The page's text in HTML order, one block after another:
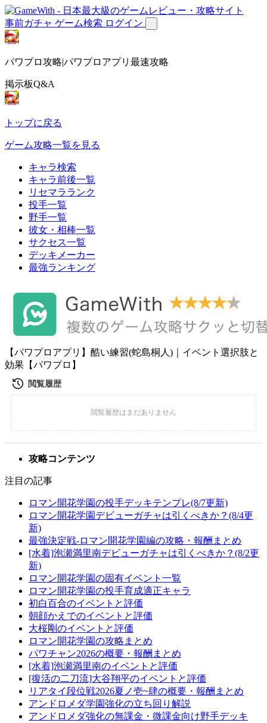
事前ガチャ ゲーム検索 ログイン
パワプロ攻略|パワプロアプリ最速攻略
掲示板Q&A
トップに戻る
ゲーム攻略一覧を見る
キャラ検索
キャラ前後一覧
リセマラランク
投手一覧
野手一覧
彼女・相棒一覧
サクセス一覧
デッキメーカー
最強ランキング
【パワプロアプリ】酷い練習(蛇島桐人)｜イベント選択肢と
効果【パワプロ】
攻略コンテンツ
注目の記事
ロマン開花学園の投手デッキテンプレ(8/7更新)
ロマン開花学園デビューガチャは引くべきか？(8/4更
新)
最強決定戦-ロマン開花学園編の攻略・報酬まとめ
[水着]泡瀬満里南デビューガチャは引くべきか？(8/2更
新)
ロマン開花学園の固有イベント一覧
ロマン開花学園の投手育成適正キャラ
初白百合のイベントと評価
朝顔かえでのイベントと評価
大桜剛のイベントと評価
ロマン開花学園の攻略まとめ
パワチャン2026の概要・報酬まとめ
[水着]泡瀬満里南のイベントと評価
[復活の二刀流]大谷翔平のイベントと評価
リアタイ段位戦2026夏ノ壱~肆の概要・報酬まとめ
アンドロメダ学園強化の立ち回り解説
アンドロメダ強化の無課金・微課金向け野手デッキ